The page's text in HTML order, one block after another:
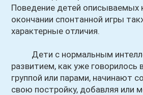
Поведение детей описываемых
окончании спонтанной игры
характерные отличия.
Дети с нормальным
развитием, как уже
группой или парами, начинают
свою постройку, добавляя или